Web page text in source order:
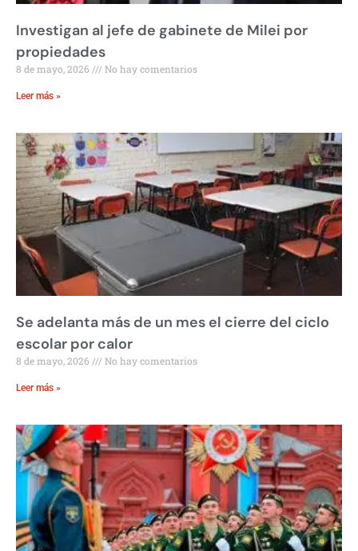
Investigan al jefe de gabinete de Milei por
propiedades
8 de mayo, 2026 No hay comentarios
Leer más »
Se adelanta más de un mes el cierre del ciclo
escolar por calor
8 de mayo, 2026 No hay comentarios
Leer más »